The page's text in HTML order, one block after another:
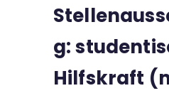
g:
Hilfskraft